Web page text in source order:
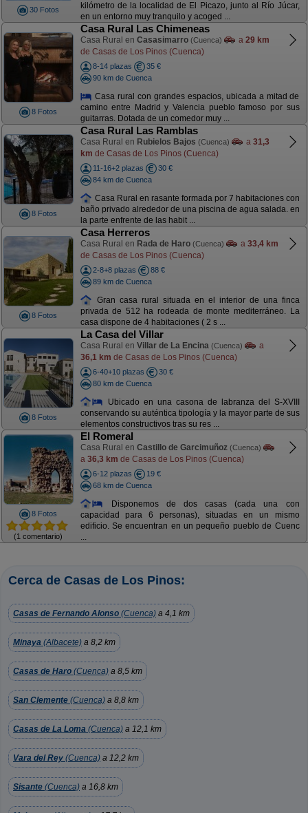
30 Fotos
kilómetro de la localidad de El Picazo, junto al Río Júcar,
en un entorno muy tranquilo y acoged ...
8 Fotos
Casa Rural Las Chimeneas
Casa Rural en Casasimarro (Cuenca) a 29 km
de Casas de Los Pinos (Cuenca)
8-14 plazas
35 €
90 km de Cuenca
Casa rural con grandes espacios, ubicada a mitad de
camino entre Madrid y Valencia pueblo famoso por sus
guitarras. Dotada de un comedor muy ...
8 Fotos
Casa Rural Las Ramblas
Casa Rural en Rubielos Bajos (Cuenca) a 31,3
km de Casas de Los Pinos (Cuenca)
11-16+2 plazas
30 €
84 km de Cuenca
Casa Rural en rasante formada por 7 habitaciones con
baño privado alrededor de una piscina de agua salada. en
la parte enfrente de las habit ...
8 Fotos
Casa Herreros
Casa Rural en Rada de Haro (Cuenca) a 33,4 km
de Casas de Los Pinos (Cuenca)
2-8+8 plazas
88 €
89 km de Cuenca
Gran casa rural situada en el interior de una finca
privada de 512 ha rodeada de monte mediterráneo. La
casa dispone de 4 habitaciones ( 2 s ...
8 Fotos
La Casa del Villar
Casa Rural en Villar de La Encina (Cuenca)
a
36,1 km de Casas de Los Pinos (Cuenca)
6-40+10 plazas
30 €
80 km de Cuenca
Ubicado en una casona de labranza del S-XVIII
conservando su auténtica tipología y la mayor parte de sus
elementos constructivos tras su res ...
8 Fotos
(1 comentario)
El Romeral
Casa Rural en Castillo de Garcimuñoz (Cuenca)
a 36,3 km de Casas de Los Pinos (Cuenca)
6-12 plazas
19 €
68 km de Cuenca
Disponemos de dos casas (cada una con
capacidad para 6 personas), situadas en un mismo
edificio. Se encuentran en un pequeño pueblo de Cuenc
...
Cerca de Casas de Los Pinos:
Casas de Fernando Alonso (Cuenca) a 4,1 km
Minaya (Albacete) a 8,2 km
Casas de Haro (Cuenca) a 8,5 km
San Clemente (Cuenca) a 8,8 km
Casas de La Loma (Cuenca) a 12,1 km
Vara del Rey (Cuenca) a 12,2 km
Sisante (Cuenca) a 16,8 km